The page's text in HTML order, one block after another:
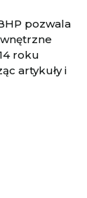
pozwala
roku
artykuły i